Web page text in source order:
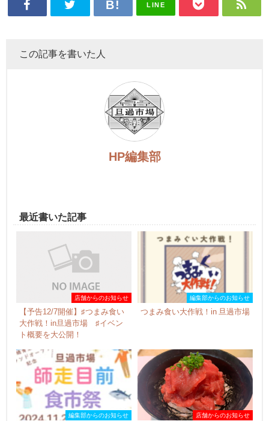
LINE
この記事を書いた人
HP編集部
最近書いた記事
店舗からのお知らせ
【予告12/7開催】♯つまみ食い
大作戦！in旦過市場 ♯イベン
ト概要を大公開！
編集部からのお知らせ
つまみ食い大作戦！in 旦過市場
編集部からのお知らせ 店舗からのお知らせ